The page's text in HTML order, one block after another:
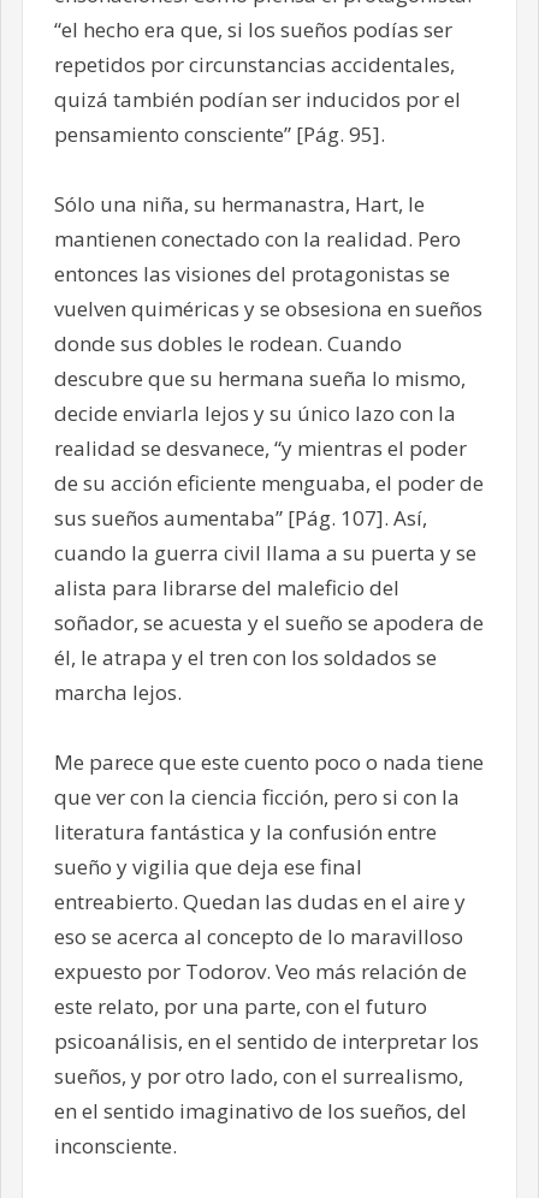
“el hecho era que, si los sueños podías ser
repetidos por circunstancias accidentales,
quizá también podían ser inducidos por el
pensamiento consciente” [Pág. 95].
Sólo una niña, su hermanastra, Hart, le
mantienen conectado con la realidad. Pero
entonces las visiones del protagonistas se
vuelven quiméricas y se obsesiona en sueños
donde sus dobles le rodean. Cuando
descubre que su hermana sueña lo mismo,
decide enviarla lejos y su único lazo con la
realidad se desvanece, “y mientras el poder
de su acción eficiente menguaba, el poder de
sus sueños aumentaba” [Pág. 107]. Así,
cuando la guerra civil llama a su puerta y se
alista para librarse del maleficio del
soñador, se acuesta y el sueño se apodera de
él, le atrapa y el tren con los soldados se
marcha lejos.
Me parece que este cuento poco o nada tiene
que ver con la ciencia ficción, pero si con la
literatura fantástica y la confusión entre
sueño y vigilia que deja ese final
entreabierto. Quedan las dudas en el aire y
eso se acerca al concepto de lo maravilloso
expuesto por Todorov. Veo más relación de
este relato, por una parte, con el futuro
psicoanálisis, en el sentido de interpretar los
sueños, y por otro lado, con el surrealismo,
en el sentido imaginativo de los sueños, del
inconsciente.